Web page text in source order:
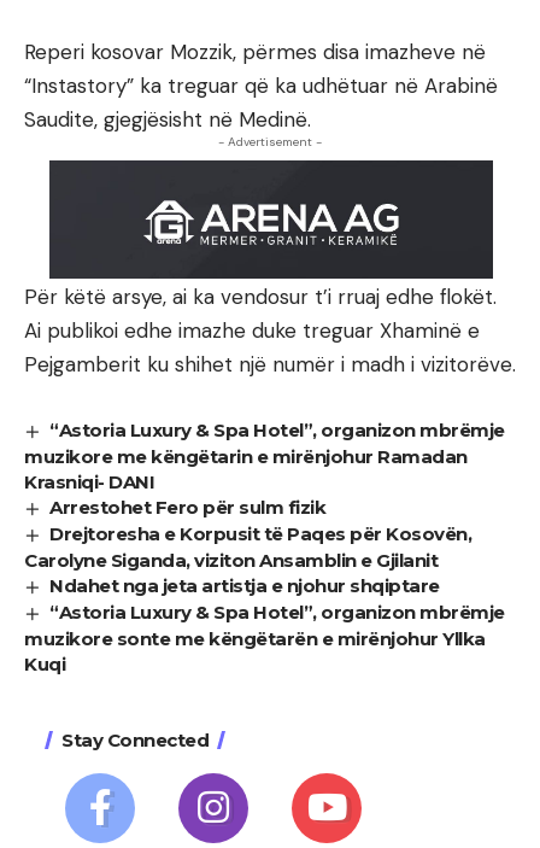
Reperi kosovar Mozzik, përmes disa imazheve në
“Instastory” ka treguar që ka udhëtuar në Arabinë
Saudite, gjegjësisht në Medinë.
- Advertisement -
Për këtë arsye, ai ka vendosur t’i rruaj edhe flokët.
Ai publikoi edhe imazhe duke treguar Xhaminë e
Pejgamberit ku shihet një numër i madh i vizitorëve.
“Astoria Luxury & Spa Hotel”, organizon mbrëmje
muzikore me këngëtarin e mirënjohur Ramadan
Krasniqi- DANI
Arrestohet Fero për sulm fizik
Drejtoresha e Korpusit të Paqes për Kosovën,
Carolyne Siganda, viziton Ansamblin e Gjilanit
Ndahet nga jeta artistja e njohur shqiptare
“Astoria Luxury & Spa Hotel”, organizon mbrëmje
muzikore sonte me këngëtarën e mirënjohur Yllka
Kuqi
Stay Connected